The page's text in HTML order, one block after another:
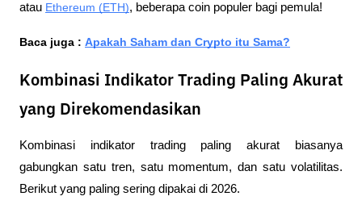
atau Ethereum (ETH), beberapa coin populer bagi pemula!
Baca juga : Apakah Saham dan Crypto itu Sama?
Kombinasi Indikator Trading Paling Akurat
yang Direkomendasikan
Kombinasi indikator trading paling akurat biasanya
gabungkan satu tren, satu momentum, dan satu volatilitas.
Berikut yang paling sering dipakai di 2026.